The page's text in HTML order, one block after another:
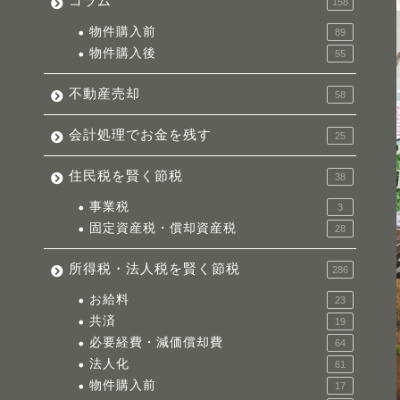
物件購入前 89
物件購入後 55
不動産売却 58
会計処理でお金を残す 25
住民税を賢く節税 38
事業税 3
固定資産税・償却資産税 28
所得税・法人税を賢く節税 286
お給料 23
共済 19
必要経費・減価償却費 64
法人化 61
物件購入前 17